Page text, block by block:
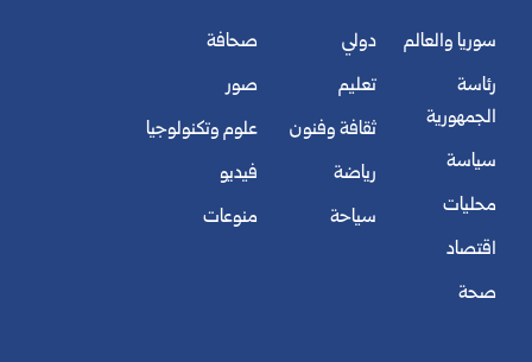
سوريا والعالم
رئاسة
الجمهورية
سياسة
محليات
اقتصاد
صحة
دولي
تعليم
ثقافة وفنون
رياضة
سياحة
صحافة
صور
علوم وتكنولوجيا
فيديو
منوعات